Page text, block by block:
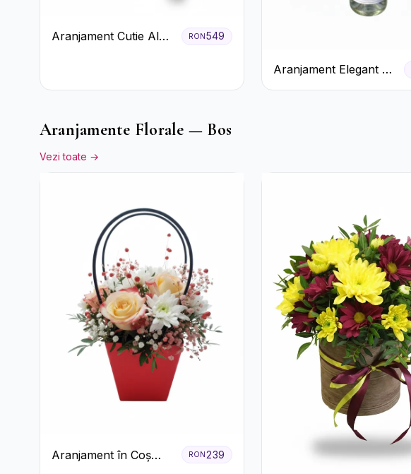
Aranjament Cutie Albă
RON549
Aranjament Elegant cu
Prosecco și Flori
Aranjamente Florale — Bos
Vezi toate →
Aranjament în Coș
RON239